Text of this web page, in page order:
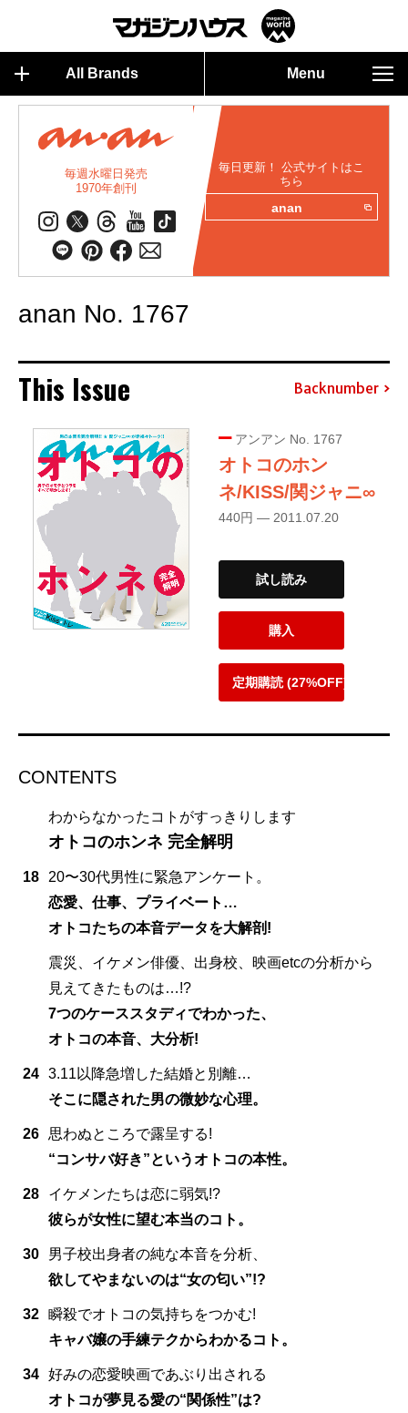
All Brands Menu
毎週水曜日発売
1970年創刊
毎日更新！ 公式サイトはこ
ちら
anan
anan No. 1767
This Issue Backnumber
アンアン No. 1767
オトコのホン
ネ/KISS/関ジャニ∞
440円 — 2011.07.20
試し読み
購入
定期購読 (27%OFF)
CONTENTS
わからなかったコトがすっきりします
オトコのホンネ 完全解明
18
20〜30代男性に緊急アンケート。
恋愛、仕事、プライベート…
オトコたちの本音データを大解剖!
震災、イケメン俳優、出身校、映画etcの分析から
見えてきたものは…!?
7つのケーススタディでわかった、
オトコの本音、大分析!
24 3.11以降急増した結婚と別離…
そこに隠された男の微妙な心理。
26
思わぬところで露呈する!
“コンサバ好き”というオトコの本性。
28
イケメンたちは恋に弱気!?
彼らが女性に望む本当のコト。
30
男子校出身者の純な本音を分析、
欲してやまないのは“女の匂い”!?
32 瞬殺でオトコの気持ちをつかむ!
キャバ嬢の手練テクからわかるコト。
34 好みの恋愛映画であぶり出される
オトコが夢見る愛の“関係性”は?